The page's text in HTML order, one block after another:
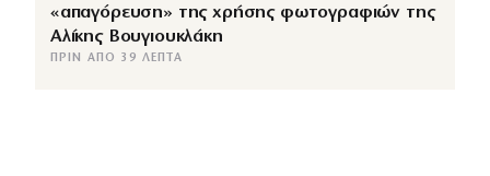
«απαγόρευση» της χρήσης φωτογραφιών της
Αλίκης Βουγιουκλάκη
ΠΡΙΝ ΑΠΌ 39 ΛΕΠΤΆ